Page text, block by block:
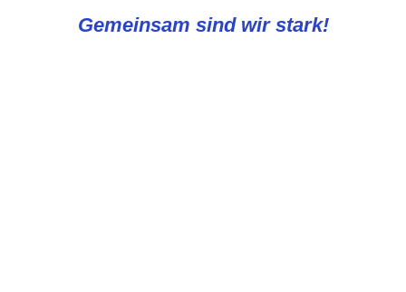
Gemeinsam sind wir stark!